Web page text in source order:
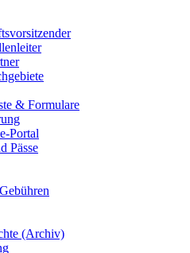
& Formulare
Portal
Pässe
(Archiv)